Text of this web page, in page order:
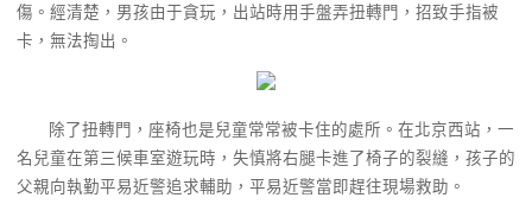
傷。經清楚，男孩由于貪玩，出站時用手盤弄扭轉門，招致手指被
卡，無法掏出。
除了扭轉門，座椅也是兒童常常被卡住的處所。在北京西站，一
名兒童在第三候車室遊玩時，失慎將右腿卡進了椅子的裂縫，孩子的
父親向執勤平易近警追求輔助，平易近警當即趕往現場救助。